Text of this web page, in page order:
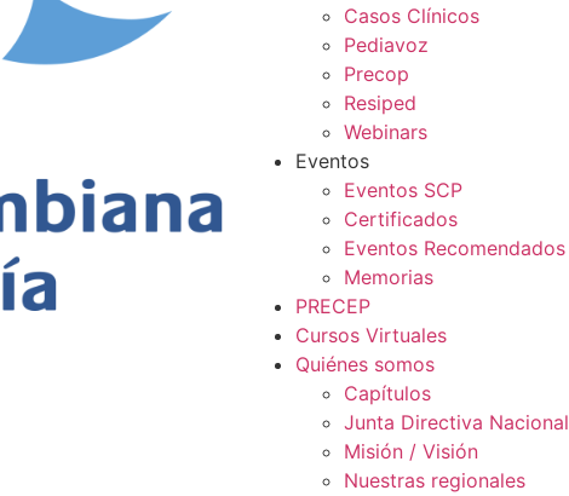
Casos Clínicos
Pediavoz
Precop
Resiped
Webinars
Eventos
Eventos SCP
Certificados
Eventos Recomendados
Memorias
PRECEP
Cursos Virtuales
Quiénes somos
Capítulos
Junta Directiva Nacional
Misión / Visión
Nuestras regionales